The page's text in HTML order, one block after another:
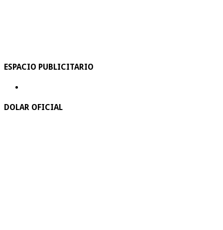
ESPACIO PUBLICITARIO
DOLAR OFICIAL